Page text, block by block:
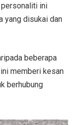
ini
yang disukai dan
beberapa
memberi kesan
berhubung